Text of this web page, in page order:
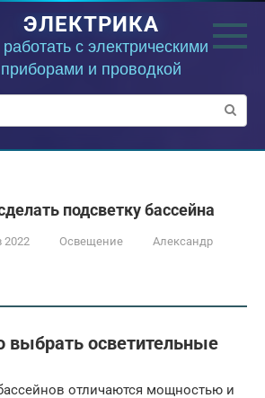
ЭЛЕКТРИКА
работать с электрическими
приборами и проводкой
подсветку бассейна
2022 Освещение
Александр
выбрать осветительные
отличаются мощностью и